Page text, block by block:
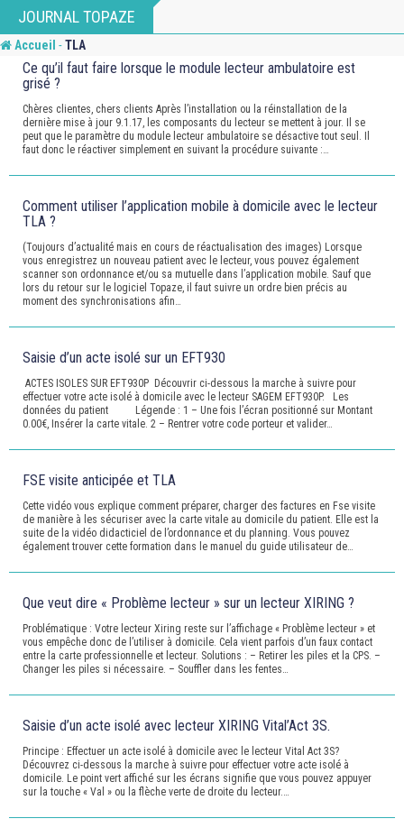
to
content
JOURNAL TOPAZE
Accueil -TLA
Ce qu’il faut faire lorsque le module lecteur ambulatoire est
grisé ?
Chères clientes, chers clients Après l’installation ou la réinstallation de la
dernière mise à jour 9.1.17, les composants du lecteur se mettent à jour. Il se
peut que le paramètre du module lecteur ambulatoire se désactive tout seul. Il
faut donc le réactiver simplement en suivant la procédure suivante :…
Comment utiliser l’application mobile à domicile avec le lecteur
TLA ?
(Toujours d’actualité mais en cours de réactualisation des images) Lorsque
vous enregistrez un nouveau patient avec le lecteur, vous pouvez également
scanner son ordonnance et/ou sa mutuelle dans l’application mobile. Sauf que
lors du retour sur le logiciel Topaze, il faut suivre un ordre bien précis au
moment des synchronisations afin…
Saisie d’un acte isolé sur un EFT930
ACTES ISOLES SUR EFT930P Découvrir ci-dessous la marche à suivre pour
effectuer votre acte isolé à domicile avec le lecteur SAGEM EFT930P. Les
données du patient Légende : 1 – Une fois l’écran positionné sur Montant
0.00€, Insérer la carte vitale. 2 – Rentrer votre code porteur et valider…
FSE visite anticipée et TLA
Cette vidéo vous explique comment préparer, charger des factures en Fse visite
de manière à les sécuriser avec la carte vitale au domicile du patient. Elle est la
suite de la vidéo didacticiel de l’ordonnance et du planning. Vous pouvez
également trouver cette formation dans le manuel du guide utilisateur de…
Que veut dire « Problème lecteur » sur un lecteur XIRING ?
Problématique : Votre lecteur Xiring reste sur l’affichage « Problème lecteur » et
vous empêche donc de l’utiliser à domicile. Cela vient parfois d’un faux contact
entre la carte professionnelle et lecteur. Solutions : – Retirer les piles et la CPS. –
Changer les piles si nécessaire. – Souffler dans les fentes…
Saisie d’un acte isolé avec lecteur XIRING Vital’Act 3S.
Principe : Effectuer un acte isolé à domicile avec le lecteur Vital Act 3S?
Découvrez ci-dessous la marche à suivre pour effectuer votre acte isolé à
domicile. Le point vert affiché sur les écrans signifie que vous pouvez appuyer
sur la touche « Val » ou la flèche verte de droite du lecteur.…